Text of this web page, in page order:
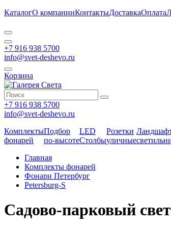
КаталогО компанииКонтактыДоставкаОплата
+7 916 938 5700
info@svet-deshevo.ru
Корзина
+7 916 938 5700
info@svet-deshevo.ru
Комплекты
фонарей
Подбор
по-высоте
LED
Столбы
Розетки
уличные
Главная
Комплекты фонарей
Фонари Петербург
Petersburg-S
Садово-парковый